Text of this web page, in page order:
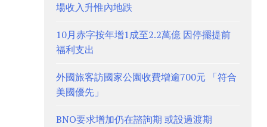
場收入升惟內地跌
10月赤字按年增1成至2.2萬億 因停擺提前
福利支出
外國旅客訪國家公園收費增逾700元 「符合
美國優先」
BNO要求增加仍在諮詢期 或設過渡期